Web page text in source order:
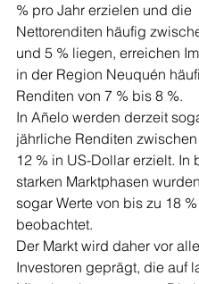
% pro Jahr erzielen und die
Nettorenditen häufig
und 5 % liegen, erreichen
in der Region Neuquén
Renditen von 7 % bis 8 %.
In Añelo werden derzeit
jährliche Renditen
12 % in US-Dollar erzielt. In
starken Marktphasen
sogar Werte von bis zu 18
beobachtet.
Der Markt wird daher vor
Investoren geprägt, die auf